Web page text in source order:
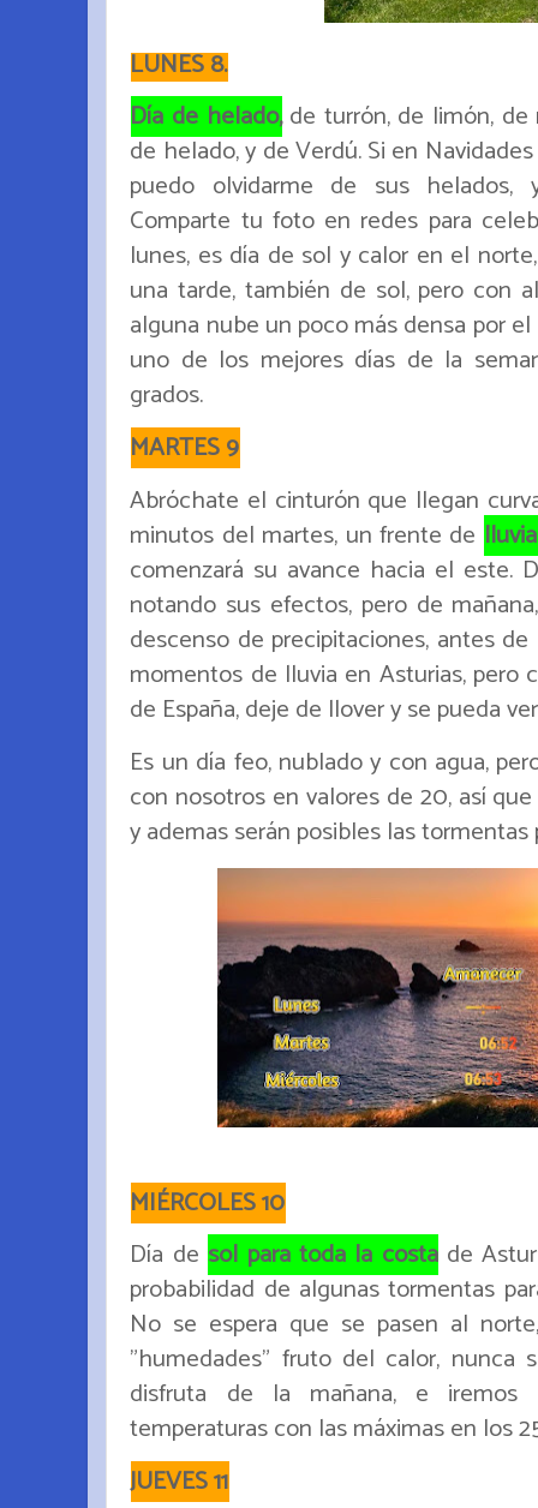
LUNES 8.
Día de helado,de turrón, de limón, de
de helado, y de Verdú. Si en
puedo olvidarme de sus helados,
Comparte tu foto en redes para
lunes, es día de sol y calor en el
una tarde, también de sol, pero con
alguna nube un poco más densa por
uno de los mejores días de la
grados.
MARTES 9
Abróchate el cinturón que llegan
minutos del martes, un frente de
comenzará su avance hacia el este.
notando sus efectos, pero de
descenso de precipitaciones, antes
momentos de lluvia en Asturias, pero
de España, deje de llover y se pueda
Es un día feo, nublado y con agua,
con nosotros en valores de 20, así
y ademas serán posibles las
MIÉRCOLES 10
Día de sol para toda la costade
probabilidad de algunas tormentas
No se espera que se pasen al
"humedades" fruto del calor, nunca
disfruta de la mañana, e iremos
temperaturas con las máximas en los
JUEVES 11